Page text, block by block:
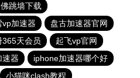
佛跳墙下载
vp加速器
盘古加速器官网
天会员
起飞vp官网
速器
iphone加速器哪个好
小猫咪clash教程